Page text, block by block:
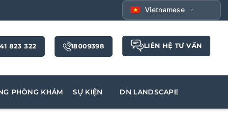
Vietnamese
823 322 18009398 LIÊN HỆ TƯ VẤN
PHÒNG KHÁM SỰ KIỆN DN LANDSCAPE